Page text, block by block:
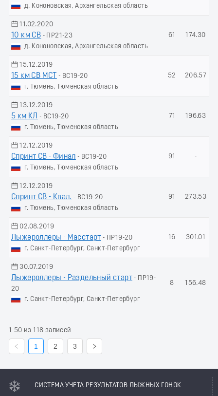
д. Кононовская, Архангельская область
11.02.2020
10 км СВ - ПР21-23
д. Кононовская, Архангельская область
61 174.30
15.12.2019
15 км СВ МСТ
- ВС19-20
г. Тюмень, Тюменская область
52 206.57
13.12.2019
5 км КЛ
- ВС19-20
г. Тюмень, Тюменская область
71 196.63
12.12.2019
Спринт СВ - Финал - ВС19-20
г. Тюмень, Тюменская область
91 -
12.12.2019
Спринт СВ - Квал. - ВС19-20
г. Тюмень, Тюменская область
91 273.53
02.08.2019
Лыжероллеры - Масстарт - ПР19-20
г. Санкт-Петербург, Санкт-Петербург
16 301.01
30.07.2019
Лыжероллеры - Раздельный старт - ПР19-
20
г. Санкт-Петербург, Санкт-Петербург
8 156.48
1-50 из 118 записей
1 2 3
СИСТЕМА УЧЕТА РЕЗУЛЬТАТОВ ЛЫЖНЫХ ГОНОК